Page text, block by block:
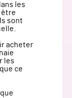
les
être
sont
acheter
les
ce